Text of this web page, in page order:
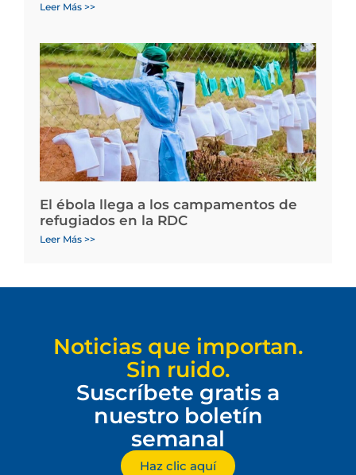
Leer Más >>
El ébola llega a los campamentos de
refugiados en la RDC
Leer Más >>
Noticias que importan.
Sin ruido.
Suscríbete gratis a
nuestro boletín
semanal
Haz clic aquí